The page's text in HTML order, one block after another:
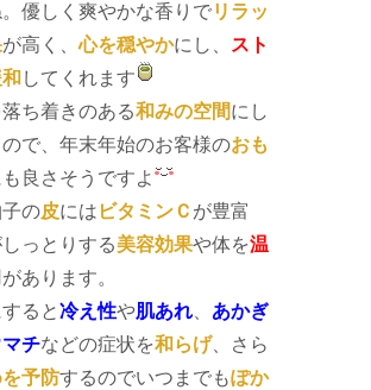
優しく爽やかな香りでリラッ
が高く、心を穏やかにし、
スト
してくれます
ち着きのある和みの空間にし
で、年末年始のお客様のおも
良さそうですよ
の皮には ビタミンＣ が豊富
っとりする美容効果や体を温
あります。
ると冷え性や肌あれ
あかぎ
マチなどの症状を和らげ、さら
予防するのでいつまでもぽか